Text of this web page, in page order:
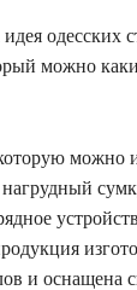
одесских
можно
можно
и